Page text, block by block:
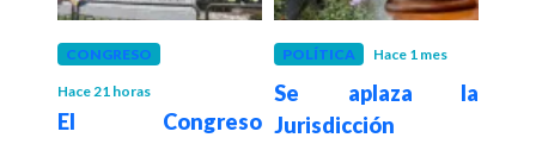
CONGRESO
Hace 21 horas
El Congreso
POLÍTICA Hace 1 mes
Se aplaza la
Jurisdicción